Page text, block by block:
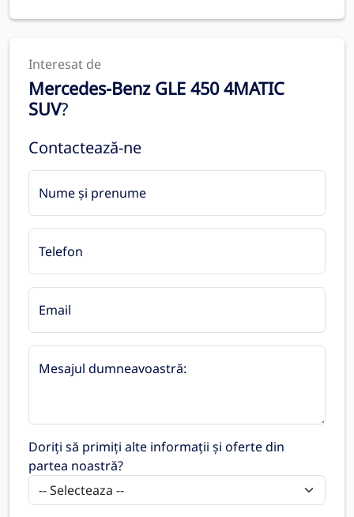
Interesat de
Mercedes-Benz GLE 450 4MATIC
SUV?
Contactează-ne
Nume și prenume
Telefon
Email
Mesajul dumneavoastră:
Doriți să primiți alte informații și oferte din
partea noastră?